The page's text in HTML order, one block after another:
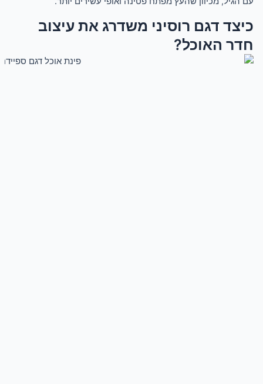
כיצד דגם רוסיני משדרג את עיצוב
חדר האוכל?